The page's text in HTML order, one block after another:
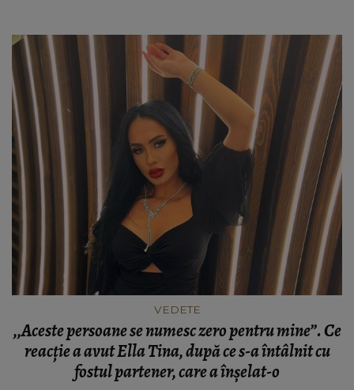
VEDETE
,,Aceste persoane se numesc zero pentru mine”. Ce
reacție a avut Ella Tina, după ce s-a întâlnit cu
fostul partener, care a înșelat-o